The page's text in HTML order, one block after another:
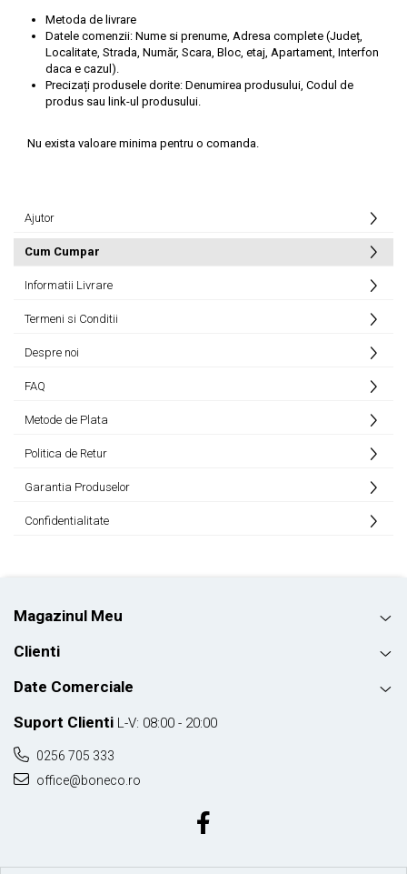
Metoda de livrare
Datele comenzii: Nume si prenume, Adresa complete (Județ,
Localitate, Strada, Număr, Scara, Bloc, etaj, Apartament, Interfon
daca e cazul).
Precizați produsele dorite: Denumirea produsului, Codul de
produs sau link-ul produsului.
Nu exista valoare minima pentru o comanda.
Ajutor
Cum Cumpar
Informatii Livrare
Termeni si Conditii
Despre noi
FAQ
Metode de Plata
Politica de Retur
Garantia Produselor
Confidentialitate
Magazinul Meu
Clienti
Date Comerciale
Suport Clienti L-V: 08:00 - 20:00
0256 705 333
office@boneco.ro